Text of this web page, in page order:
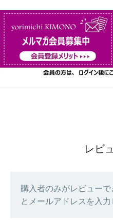
レビ
購入者のみがレビュー
とメールアドレスを入力